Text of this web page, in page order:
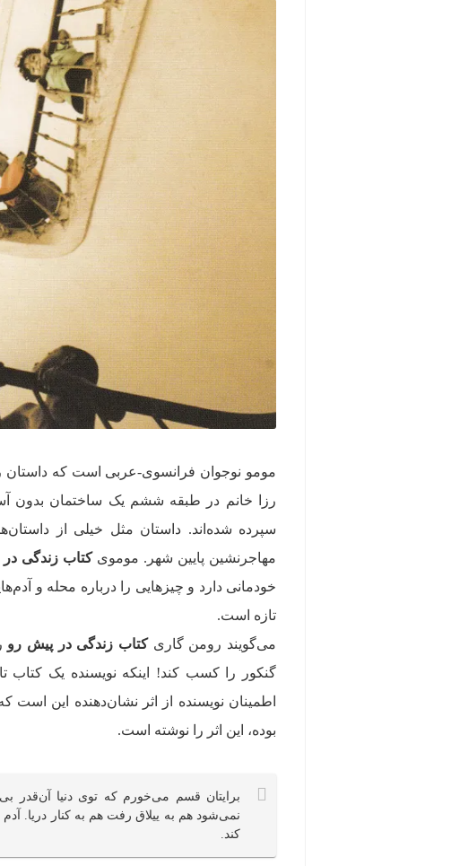
مومو نوجوان فرانسوی-عربی است که
رزا خانم در طبقه ششم یک ساختمان بدون
سپرده شده‌اند. داستان مثل خیلی از
مهاجرنشین پایین شهر. مومویکتاب زندگی
خودمانی دارد و چیزهایی را درباره محله‌‌ و
تازه است.
می‌گویند رومن گاریکتاب زندگی در پیش رو
گنکور را کسب کند! اینکه نویسنده یک
اطمینان نویسنده از اثر نشان‌دهنده این
بوده، این اثر را نوشته است.
برایتان قسم می‌خورم که توی دنیا آن‌قدر
نمی‌شود هم به ییلاق رفت هم به کنار دریا.
کند.